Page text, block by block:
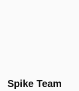
Spike Team